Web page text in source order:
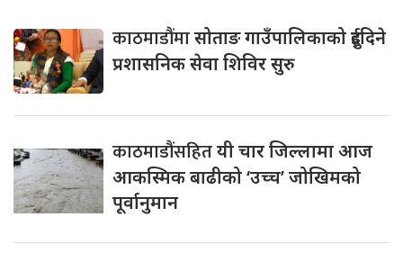
काठमाडौंमासोताङ गाउँपालिकाको दुईदिने
प्रशासनिक सेवा शिविर सुरु
काठमाडौंसहितयी चार जिल्लामा आज
आकस्मिक बाढीको ‘उच्च’ जोखिमको
पूर्वानुमान